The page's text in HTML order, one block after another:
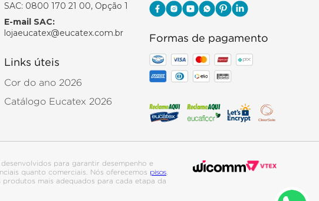
SAC: 0800 170 21 00, Opção 1
E-mail SAC:
lojaeucatex@eucatex.com.br
Links úteis
Cor do ano 2026
Catálogo Eucatex 2026
Formas de pagamento
para garantir desempenho e
quanto comerciais. Nós oferecemos pisos
produtos mais adequados para cada etapa da